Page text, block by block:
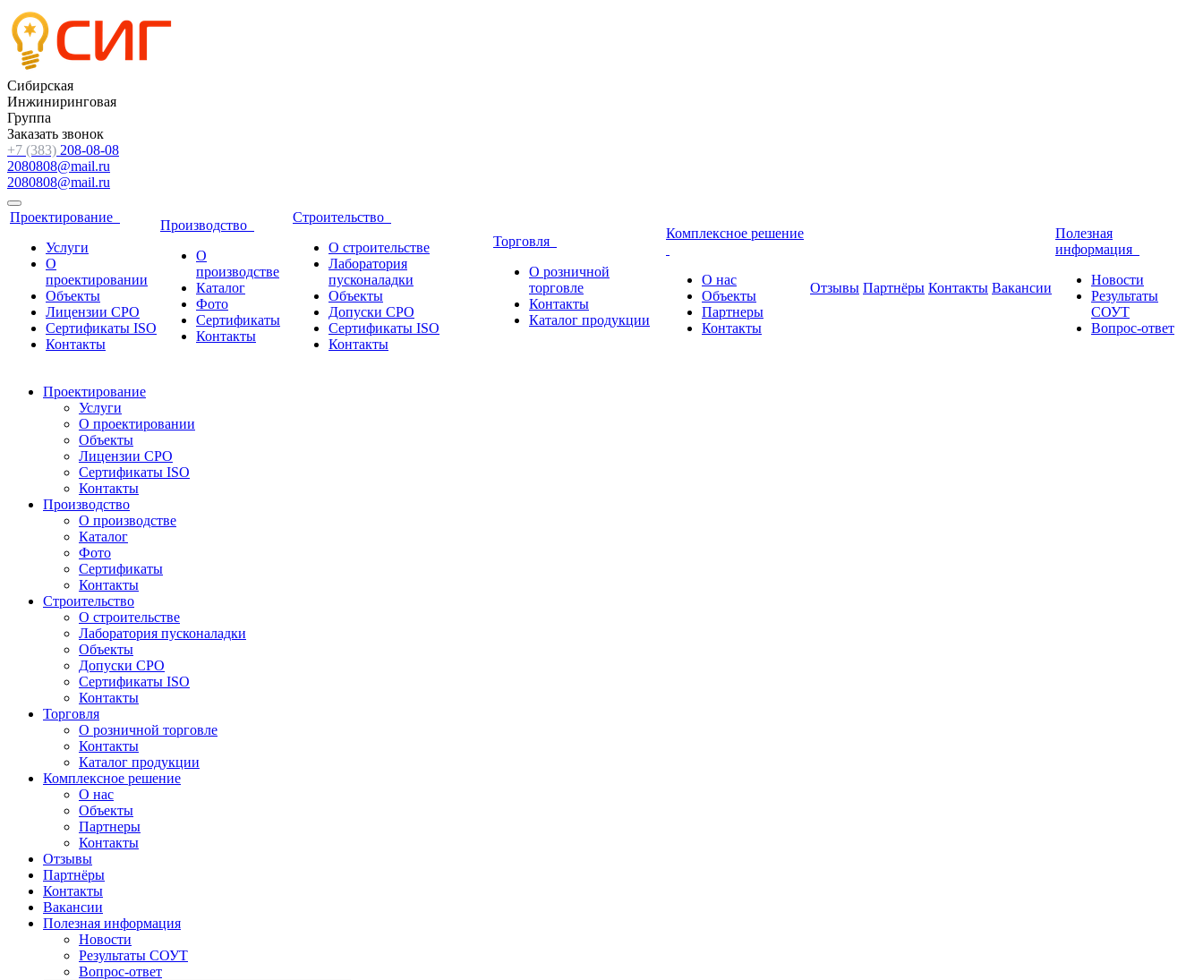
Сибирская
Инжиниринговая
Группа
Заказать звонок
+7 (383) 208-08-08
2080808@mail.ru
2080808@mail.ru
Проектирование
Услуги
О
проектировании
Объекты
Лицензии СРО
Сертификаты ISO
Контакты
Производство
О
производстве
Каталог
Фото
Сертификаты
Контакты
Строительство
О строительстве
Лаборатория
пусконаладки
Объекты
Допуски СРО
Сертификаты ISO
Контакты
Торговля
О розничной
торговле
Контакты
Каталог продукции
Комплексное решение
О нас
Объекты
Партнеры
Контакты
Отзывы Партнёры Контакты Вакансии
Полезная
информация
Новости
Результаты
СОУТ
Вопрос-ответ
Проектирование
Услуги
О проектировании
Объекты
Лицензии СРО
Сертификаты ISO
Контакты
Производство
О производстве
Каталог
Фото
Сертификаты
Контакты
Строительство
О строительстве
Лаборатория пусконаладки
Объекты
Допуски СРО
Сертификаты ISO
Контакты
Торговля
О розничной торговле
Контакты
Каталог продукции
Комплексное решение
О нас
Объекты
Партнеры
Контакты
Отзывы
Партнёры
Контакты
Вакансии
Полезная информация
Новости
Результаты СОУТ
Вопрос-ответ